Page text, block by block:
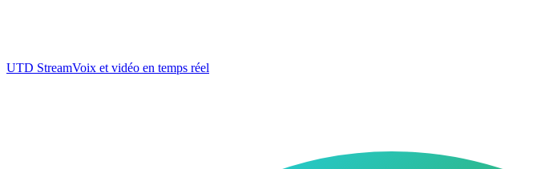
UTD StreamVoix et vidéo en temps réel